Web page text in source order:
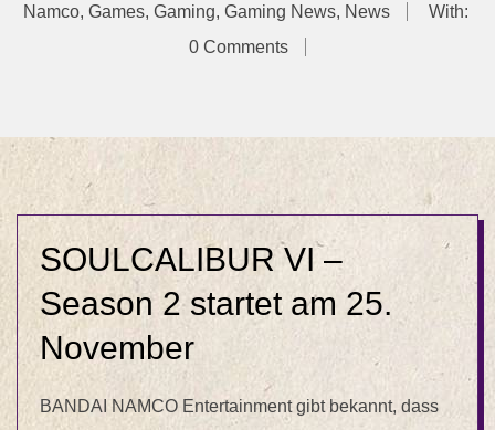
Namco, Games, Gaming, Gaming News, News
With:
0 Comments
SOULCALIBUR VI –
Season 2 startet am 25.
November
BANDAI NAMCO Entertainment gibt bekannt, dass